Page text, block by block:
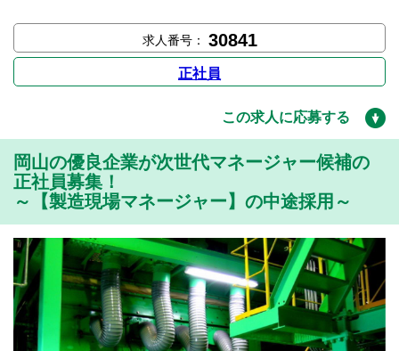
求人番号： 30841
正社員
この求人に応募する
岡山の優良企業が次世代マネージャー候補の
正社員募集！
～【製造現場マネージャー】の中途採用～